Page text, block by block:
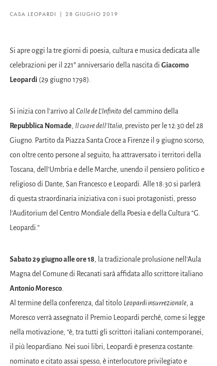
CASA LEOPARDI 28 GIUGNO 2019
Si apre oggi la tre giorni di poesia, cultura e musica dedicata alle
celebrazioni per il 221° anniversario della nascita di Giacomo
Leopardi (29 giugno 1798).
Si inizia con l’arrivo al Colle de L’Infinito del cammino della
Repubblica Nomade, Il cuore dell’Italia, previsto per le 12:30 del 28
Giugno. Partito da Piazza Santa Croce a Firenze il 9 giugno scorso,
con oltre cento persone al seguito, ha attraversato i territori della
Toscana, dell’Umbria e delle Marche, unendo il pensiero politico e
religioso di Dante, San Francesco e Leopardi. Alle 18:30 si parlerà
di questa straordinaria iniziativa con i suoi protagonisti, presso
l’Auditorium del Centro Mondiale della Poesia e della Cultura “G.
Leopardi.”
Sabato 29 giugno alle ore 18, la tradizionale prolusione nell’Aula
Magna del Comune di Recanati sarà affidata allo scrittore italiano
Antonio Moresco
Al termine della conferenza, dal titolo Leopardi insurrezionale, a
Moresco verrà assegnato il Premio Leopardi perché, come si legge
nella motivazione, “è, tra tutti gli scrittori italiani contemporanei,
il più leopardiano. Nei suoi libri, Leopardi è presenza costante:
nominato e citato assai spesso, è interlocutore privilegiato e